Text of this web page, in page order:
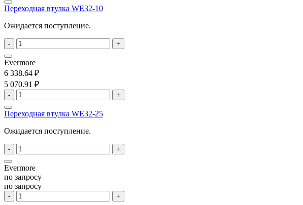
Переходная втулка WE32-10
Ожидается поступление.
- +
Evermore
6 338.64 ₽
5 070.91 ₽
- +
Переходная втулка WE32-25
Ожидается поступление.
- +
Evermore
по запросу
по запросу
- +